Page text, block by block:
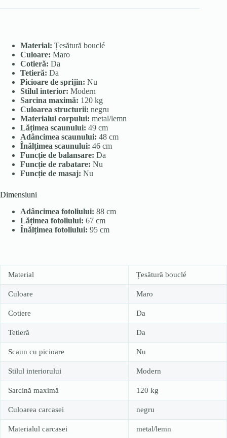
Material: Țesătură bouclé
Culoare: Maro
Cotieră: Da
Tetieră: Da
Picioare de sprijin: Nu
Stilul interior: Modern
Sarcina maximă: 120 kg
Culoarea structurii: negru
Materialul corpului: metal/lemn
Lățimea scaunului: 49 cm
Adâncimea scaunului: 48 cm
Înălțimea scaunului: 46 cm
Funcție de balansare: Da
Funcție de rabatare: Nu
Funcție de masaj: Nu
Dimensiuni
Adâncimea fotoliului: 88 cm
Lățimea fotoliului: 67 cm
Înălțimea fotoliului: 95 cm
Material Țesătură bouclé
Culoare Maro
Cotiere Da
Tetieră Da
Scaun cu picioare Nu
Stilul interiorului Modern
Sarcină maximă 120 kg
Culoarea carcasei negru
Materialul carcasei metal/lemn